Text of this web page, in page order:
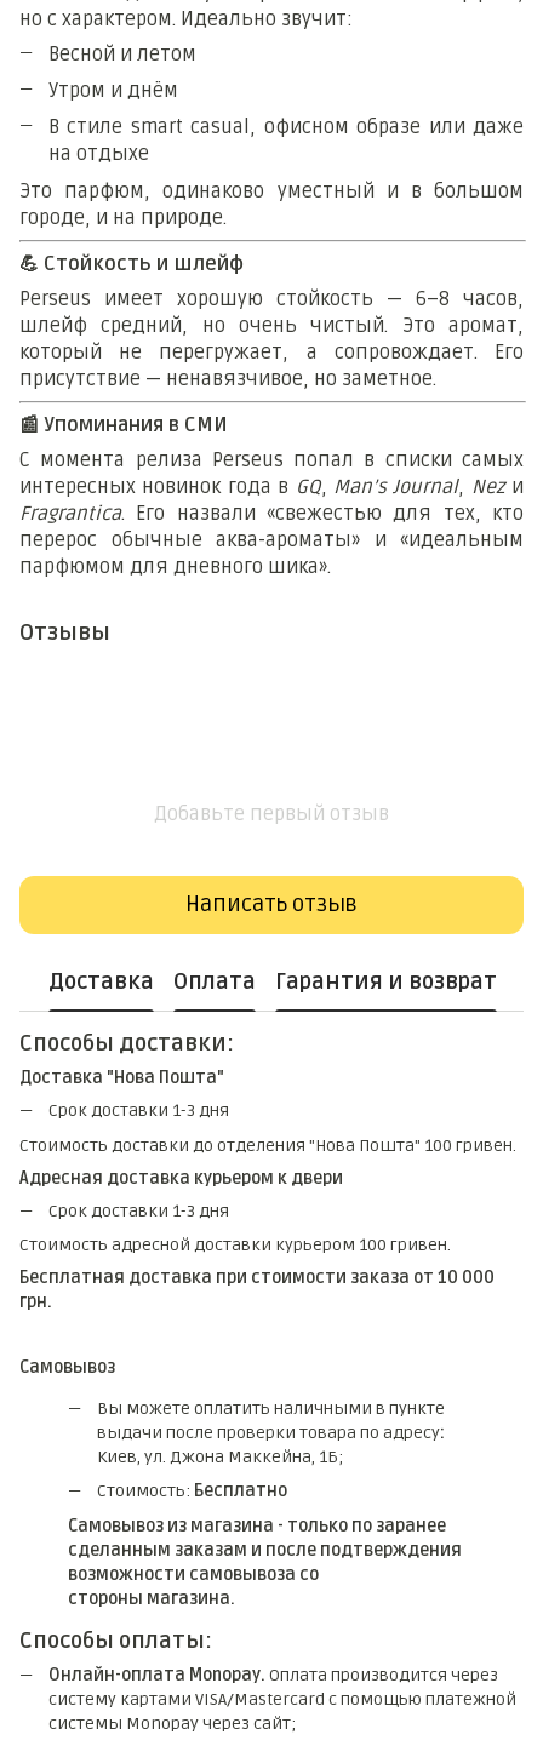
но с характером. Идеально звучит:
Весной и летом
Утром и днём
В стиле smart casual, офисном образе или даже
на отдыхе
Это парфюм, одинаково уместный и в большом
городе, и на природе.
💪 Стойкость и шлейф
Perseus имеет хорошую стойкость — 6–8 часов,
шлейф средний, но очень чистый. Это аромат,
который не перегружает, а сопровождает. Его
присутствие — ненавязчивое, но заметное.
📰 Упоминания в СМИ
С момента релиза Perseus попал в списки самых
интересных новинок года в GQ, Man’s Journal, Nezи
Fragrantica. Его назвали «свежестью для тех, кто
перерос обычные аква-ароматы» и «идеальным
парфюмом для дневного шика».
Отзывы
Добавьте первый отзыв
Написать отзыв
Доставка Оплата Гарантия и возврат
Способы доставки:
Доставка "Нова Пошта"
Срок доставки 1-3 дня
Стоимость доставки до отделения "Нова Пошта" 100 гривен.
Адресная доставка курьером к двери
Срок доставки 1-3 дня
Стоимость адресной доставки курьером 100 гривен.
Бесплатная доставка при стоимости заказа от 10 000
грн.
Самовывоз
Вы можете оплатить наличными в пункте
выдачи после проверки товара по адресу:
Киев, ул. Джона Маккейна, 1Б;
Стоимость: Бесплатно
Самовывоз из магазина - только по заранее
сделанным заказам и после подтверждения
возможности самовывоза со
стороны магазина.
Способы оплаты:
Онлайн-оплата Monopay. Оплата производится через
систему картами VISA/Mastercard с помощью платежной
системы Monopay через сайт;